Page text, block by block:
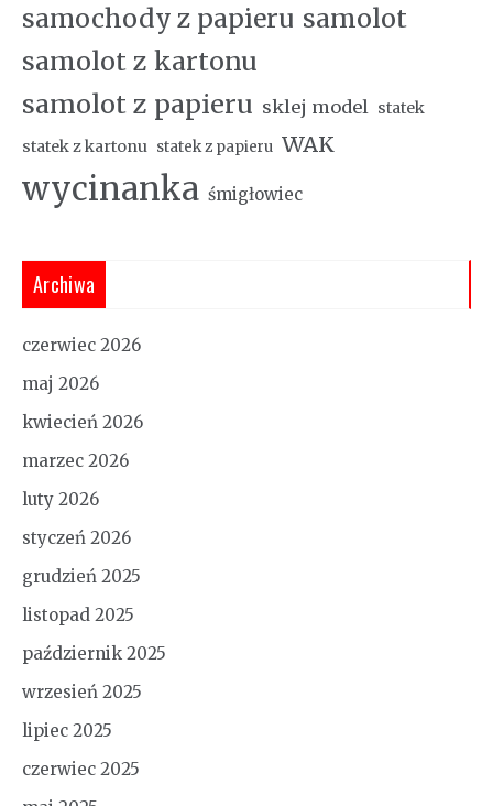
samochody z papieru samolot
samolot z kartonu
samolot z papieru sklej model
statek
statek z kartonu statek z papieru WAK
wycinanka śmigłowiec
Archiwa
czerwiec 2026
maj 2026
kwiecień 2026
marzec 2026
luty 2026
styczeń 2026
grudzień 2025
listopad 2025
październik 2025
wrzesień 2025
lipiec 2025
czerwiec 2025